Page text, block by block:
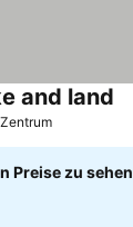
and land
Preise zu sehen